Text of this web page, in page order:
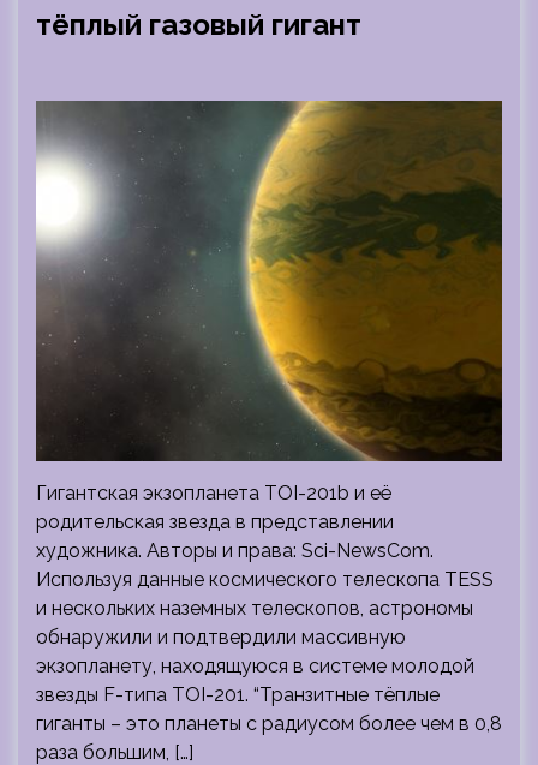
тёплый газовый гигант
Гигантская экзопланета TOI-201b и её
родительская звезда в представлении
художника. Авторы и права: Sci-NewsCom.
Используя данные космического телескопа TESS
и нескольких наземных телескопов, астрономы
обнаружили и подтвердили массивную
экзопланету, находящуюся в системе молодой
звезды F-типа TOI-201. “Транзитные тёплые
гиганты – это планеты с радиусом более чем в 0,8
раза большим, […]